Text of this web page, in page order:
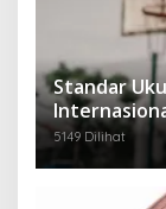
Standar
5149 Dilihat